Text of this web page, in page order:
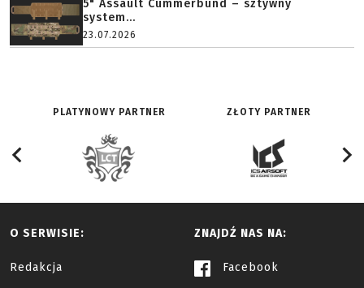
5" Assault Cummerbund – sztywny
system...
23.07.2026
PLATYNOWY PARTNER ZŁOTY PARTNER
O SERWISIE:
Redakcja
ZNAJDŹ NAS NA:
Facebook